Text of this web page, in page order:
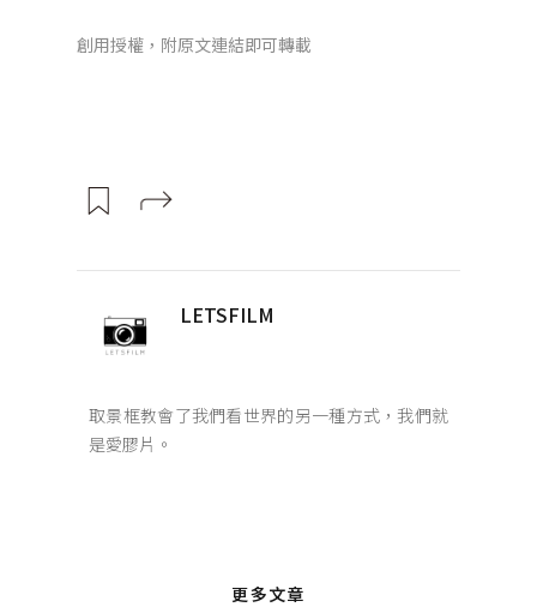
創用授權，附原文連結即可轉載
LETSFILM
取景框教會了我們看世界的另一種方式，我們就
是愛膠片。
更多文章